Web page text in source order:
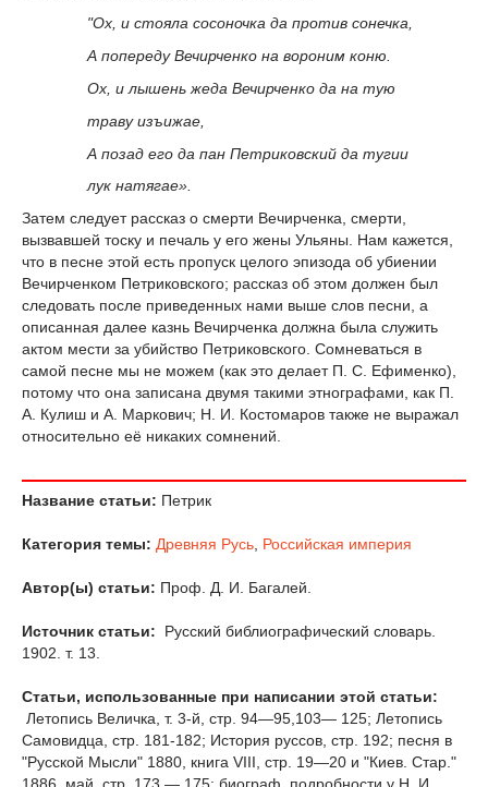
"Ох, и стояла сосоночка да против сонечка,
А попереду Вечирченко на вороним коню.
Ох, и лышень жеда Вечирченко да на тую
траву изъижае,
А позад его да пан Петриковский да тугии
лук натягае».
Затем следует рассказ о смерти Вечирченка, смерти,
вызвавшей тоску и печаль у его жены Ульяны. Нам кажется,
что в песне этой есть пропуск целого эпизода об убиении
Вечирченком Петриковского; рассказ об этом должен был
следовать после приведенных нами выше слов песни, а
описанная далее казнь Вечирченка должна была служить
актом мести за убийство Петриковского. Сомневаться в
самой песне мы не можем (как это делает П. С. Ефименко),
потому что она записана двумя такими этнографами, как П.
А. Кулиш и А. Маркович; Н. И. Костомаров также не выражал
относительно её никаких сомнений.
Название статьи: Петрик
Категория темы: Древняя Русь Российская империя
Автор(ы) статьи: Проф. Д. И. Багалей.
Источник статьи:
Русский библиографический словарь.
1902. т. 13.
Статьи, использованные при написании этой статьи:
Летопись Величка, т. 3-й, стр. 94—95,103— 125; Летопись
Самовидца, стр. 181-182; История руссов, стр. 192; песня в
"Русской Мысли" 1880, книга VIII, стр. 19—20 и "Киев. Стар."